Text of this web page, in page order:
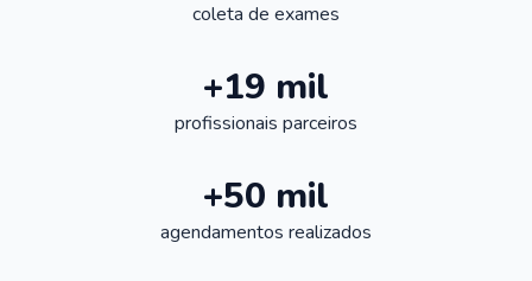
coleta de exames
+19 mil
profissionais parceiros
+50 mil
agendamentos realizados